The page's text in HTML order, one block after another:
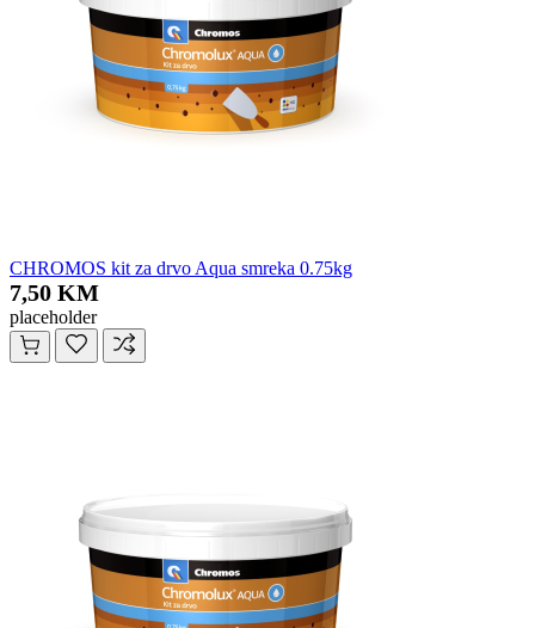
CHROMOS kit za drvo Aqua smreka 0.75kg
7,50 KM
placeholder